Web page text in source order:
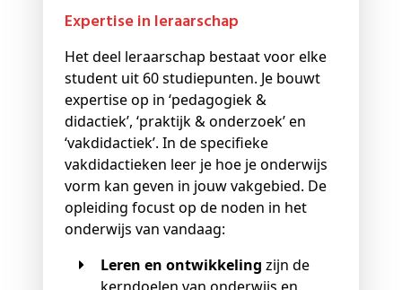
Expertise in leraarschap
Het deel leraarschap bestaat voor elke
student uit 60 studiepunten. Je bouwt
expertise op in ‘pedagogiek &
didactiek’, ‘praktijk & onderzoek’ en
‘vakdidactiek’. In de specifieke
vakdidactieken leer je hoe je onderwijs
vorm kan geven in jouw vakgebied. De
opleiding focust op de noden in het
onderwijs van vandaag:
Leren en ontwikkeling zijn de